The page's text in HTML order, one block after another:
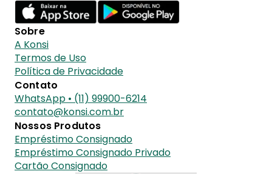
Sobre
A Konsi
Termos de Uso
Política de Privacidade
Contato
WhatsApp • (11) 99900-6214
contato@konsi.com.br
Nossos Produtos
Empréstimo Consignado
Empréstimo Consignado Privado
Cartão Consignado